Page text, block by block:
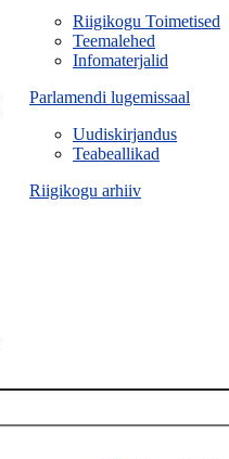
Riigikogu Toimetised
Teemalehed
Infomaterjalid
Parlamendi lugemissaal
Uudiskirjandus
Teabeallikad
Riigikogu arhiiv